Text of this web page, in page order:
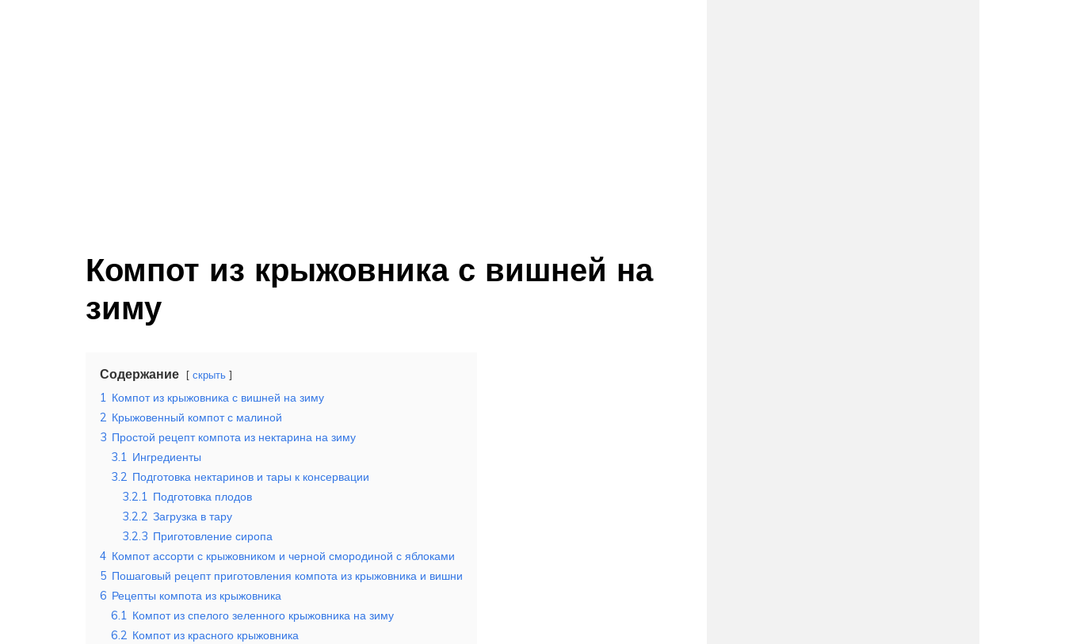
Компот из крыжовника с вишней на
зиму
Содержание скрыть
1 Компот из крыжовника с вишней на зиму
2 Крыжовенный компот с малиной
3 Простой рецепт компота из нектарина на зиму
3.1 Ингредиенты
3.2 Подготовка нектаринов и тары к консервации
3.2.1 Подготовка плодов
3.2.2 Загрузка в тару
3.2.3 Приготовление сиропа
4 Компот ассорти с крыжовником и черной смородиной с яблоками
5 Пошаговый рецепт приготовления компота из крыжовника и вишни
6 Рецепты компота из крыжовника
6.1 Компот из спелого зеленного крыжовника на зиму
6.2 Компот из красного крыжовника